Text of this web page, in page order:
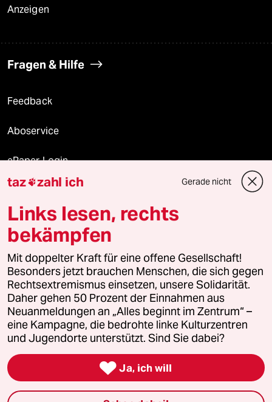
Anzeigen
Fragen & Hilfe
Feedback
Aboservice
ePaper Login
Downloads für Abonnierende
© 2026 taz Verlags und Vertriebs GmbH
Alle Rechte vorbehalten. Bei rechtlichen Fragen oder für Genehmigungen
wenden Sie sich bitte an
lizenzen@taz.de
Feedback Redaktionsstatut Kommune-Richtlinien
Leitlinie Informant Datenschutz Impressum AGB
Seitenwende Einwilligungen widerrufen (Ads)
taz zahl ich Gerade nicht
Links lesen, rechts
bekämpfen
Mit doppelter Kraft für eine offene Gesellschaft!
Besonders jetzt brauchen Menschen, die sich gegen
Rechtsextremismus einsetzen, unsere Solidarität.
Daher gehen 50 Prozent der Einnahmen aus
Neuanmeldungen an „Alles beginnt im Zentrum“ –
eine Kampagne, die bedrohte linke Kulturzentren
und Jugendorte unterstützt. Sind Sie dabei?
 Ja, ich will